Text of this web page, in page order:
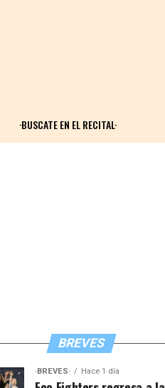
·BUSCATE EN EL RECITAL·
BREVES
·BREVES· Hace 1 día